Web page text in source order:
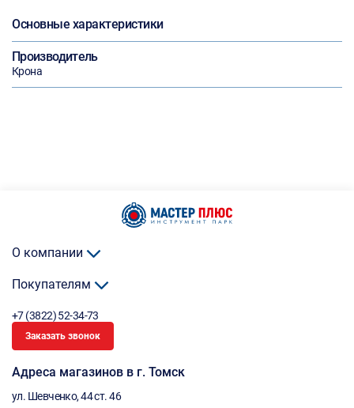
Основные характеристики
Производитель
Крона
О компании
Покупателям
+7 (3822) 52-34-73
Заказать звонок
Адреса магазинов в г. Томск
ул. Шевченко, 44 ст. 46